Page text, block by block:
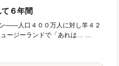
６年間
――人口４００万人に対し羊４２
ージーランドで「あれは… ...